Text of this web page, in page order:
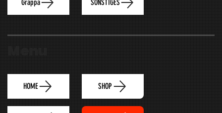
Grappa SONSTIGES
HOME SHOP